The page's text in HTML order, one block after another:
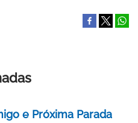
e Próxima Parada